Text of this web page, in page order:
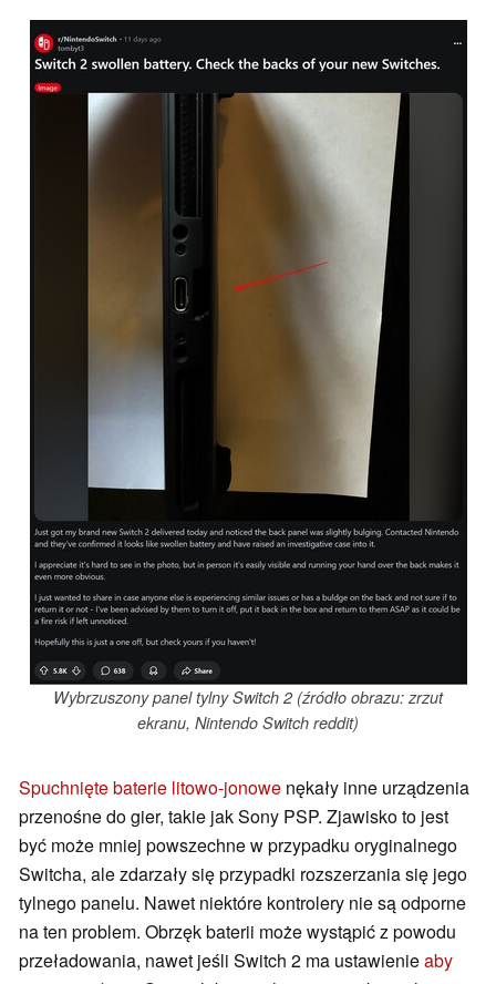
Wybrzuszony panel tylny Switch 2 (źródło obrazu: zrzut
ekranu, Nintendo Switch reddit)
Spuchnięte baterie litowo-jonowe nękały inne urządzenia
przenośne do gier, takie jak Sony PSP. Zjawisko to jest
być może mniej powszechne w przypadku oryginalnego
Switcha, ale zdarzały się przypadki rozszerzania się jego
tylnego panelu. Nawet niektóre kontrolery nie są odporne
na ten problem. Obrzęk baterii może wystąpić z powodu
przeładowania, nawet jeśli Switch 2 ma ustawienieaby